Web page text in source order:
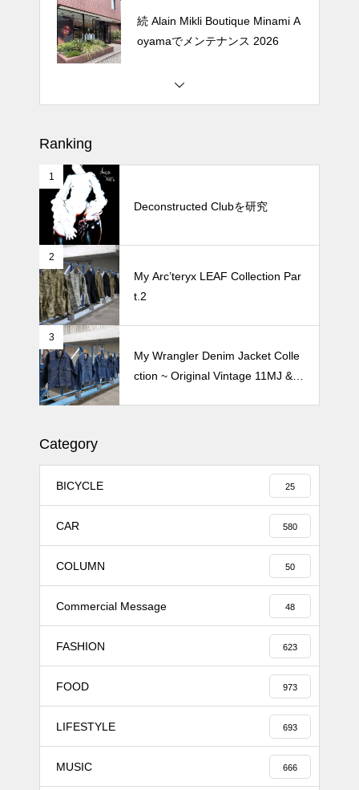
続 Alain Mikli Boutique Minami A
oyamaでメンテナンス 2026
Crepe de Girafeで毎度のクレー
oyamaでメンテナンス 2026
Ranking
1
Deconstructed Clubを研究
2
My Arc’teryx LEAF Collection Par
t.2
3
My Wrangler Denim Jacket Colle
ction ~ Original Vintage 11MJ & 1
Category
BICYCLE 25
CAR 580
COLUMN 50
Commercial Message 48
FASHION 623
FOOD 973
LIFESTYLE 693
MUSIC 666